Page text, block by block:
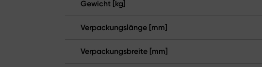
Gewicht [kg]
Verpackungslänge [mm]
Verpackungsbreite [mm]